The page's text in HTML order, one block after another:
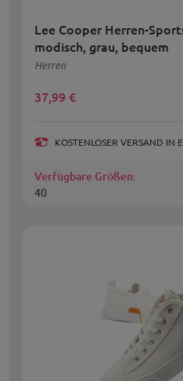
Lee Cooper Herren-
modisch, grau, bequem
Herren
37,99 €
KOSTENLOSER VERSAND IN
Verfügbare Größen:
40